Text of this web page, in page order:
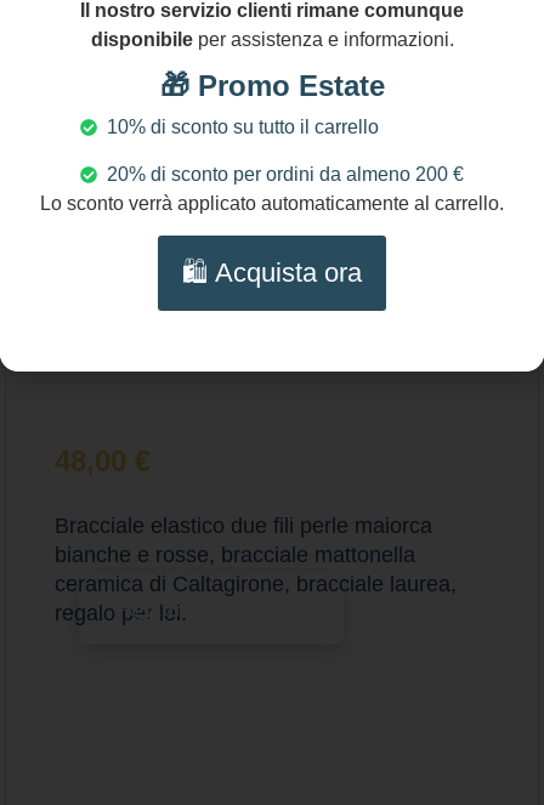
48,00 €
Bracciale elastico due fili perle maiorca
bianche e rosse, bracciale mattonella
ceramica di Caltagirone, bracciale laurea,
regalo per lei.Aggiungi al carrello
Il nostro servizio clienti rimane comunque
disponibileper assistenza e informazioni.
🎁 Promo Estate
10% di sconto su tutto il carrello
20% di sconto per ordini da almeno 200 €
Lo sconto verrà applicato automaticamente al carrello.
🛍️ Acquista ora